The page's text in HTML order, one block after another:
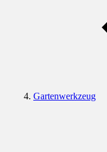
Gartenwerkzeug